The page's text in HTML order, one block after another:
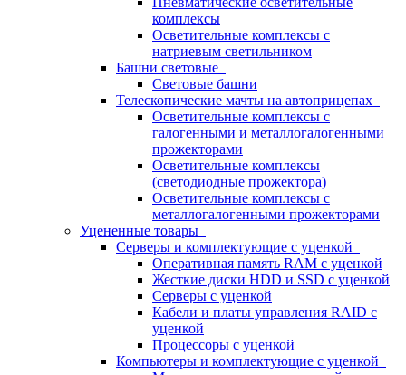
комплексы
Осветительные комплексы с
натриевым светильником
Башни световые
Световые башни
Телескопические мачты на автоприцепах
Осветительные комплексы с
галогенными и металлогалогенными
прожекторами
Осветительные комплексы
(светодиодные прожектора)
Осветительные комплексы с
металлогалогенными прожекторами
Уцененные товары
Серверы и комплектующие с уценкой
Оперативная память RAM с уценкой
Жесткие диски HDD и SSD с уценкой
Серверы с уценкой
Кабели и платы управления RAID с
уценкой
Процессоры с уценкой
Компьютеры и комплектующие с уценкой